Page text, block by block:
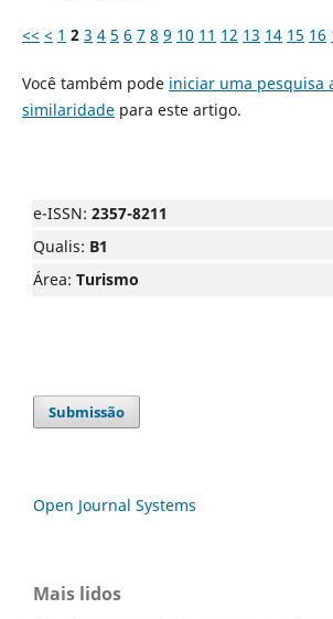
<< < 1 2 3 4 5 6 7 8 9 10 11 12 13 14 15 16
Você também pode iniciar uma pesquisa
similaridadepara este artigo.
e-ISSN: 2357-8211
Qualis: B1
Área: Turismo
Submissão
Open Journal Systems
Mais lidos